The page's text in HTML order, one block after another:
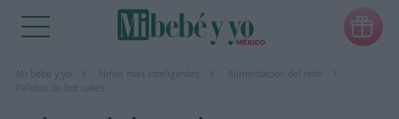

Mi bebé y yo Niños más inteligentes
Alimentación del niño
Paletas de hot cakes